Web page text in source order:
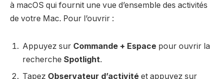
à macOS qui fournit une vue d’ensemble des activités
de votre Mac. Pour l’ouvrir :
Appuyez sur Commande + Espace pour ouvrir la
recherche Spotlight.
Tapez Observateur d’activité et appuyez sur